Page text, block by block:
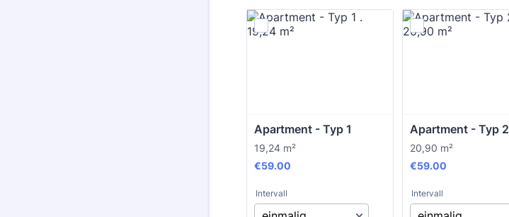
Apartment - Typ 1
19,24 m²
€59.00
€59.00
Intervall
Apartment - Typ 2
20,90 m²
€59.00
€59.00
Intervall